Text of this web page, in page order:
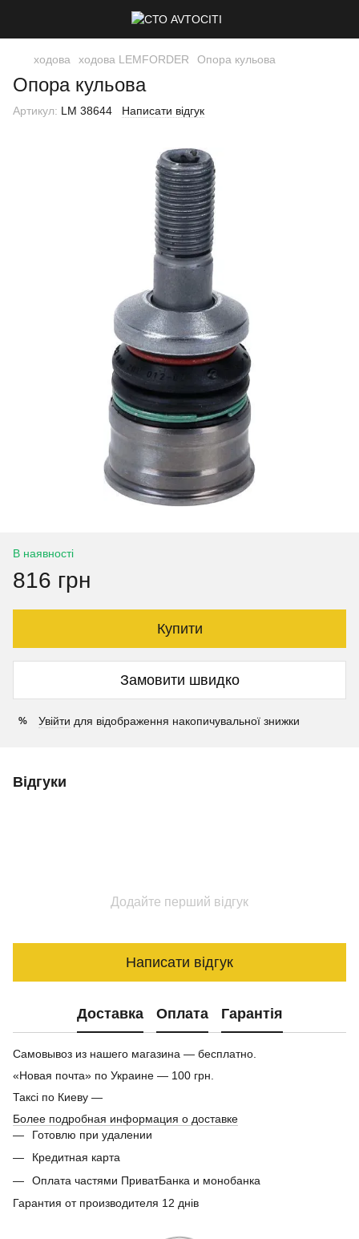
ходова ходова LEMFORDER Опора кульова
Опора кульова
Артикул: LM 38644 Написати відгук
В наявності
816 грн
Купити
Замовити швидко
% Увійти для відображення накопичувальної знижки
Відгуки
Додайте перший відгук
Написати відгук
Доставка Оплата Гарантія
Самовывоз из нашего магазина — бесплатно.
«Новая почта» по Украине — 100 грн.
Таксі по Киеву —
Более подробная информация о доставке
Готовлю при удалении
Кредитная карта
Оплата частями ПриватБанка и монобанка
Гарантия от производителя 12 днів